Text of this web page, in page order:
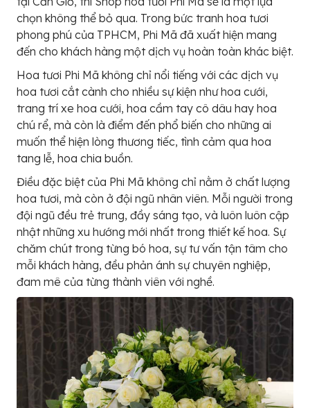
chọn không thể bỏ qua. Trong bức tranh hoa tươi
phong phú của TPHCM, Phi Mã đã xuất hiện mang
đến cho khách hàng một dịch vụ hoàn toàn khác biệt.
Hoa tươi Phi Mã không chỉ nổi tiếng với các dịch vụ
hoa tươi cắt cành cho nhiều sự kiện như hoa cưới,
trang trí xe hoa cưới, hoa cầm tay cô dâu hay hoa
chú rể, mà còn là điểm đến phổ biến cho những ai
muốn thể hiện lòng thương tiếc, tình cảm qua hoa
tang lễ, hoa chia buồn.
Điều đặc biệt của Phi Mã không chỉ nằm ở chất lượng
hoa tươi, mà còn ở đội ngũ nhân viên. Mỗi người trong
đội ngũ đều trẻ trung, đầy sáng tạo, và luôn luôn cập
nhật những xu hướng mới nhất trong thiết kế hoa. Sự
chăm chút trong từng bó hoa, sự tư vấn tận tâm cho
mỗi khách hàng, đều phản ánh sự chuyên nghiệp,
đam mê của từng thành viên với nghề.